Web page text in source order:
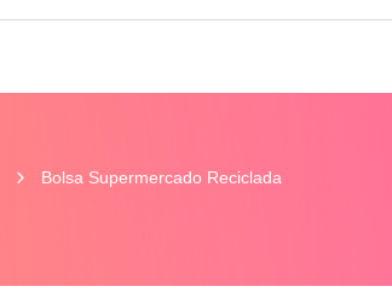
Bolsa Supermercado Reciclada